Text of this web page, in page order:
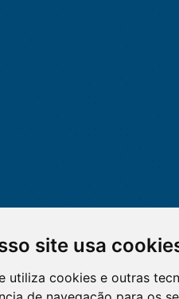
site usa
utiliza cookies e outras